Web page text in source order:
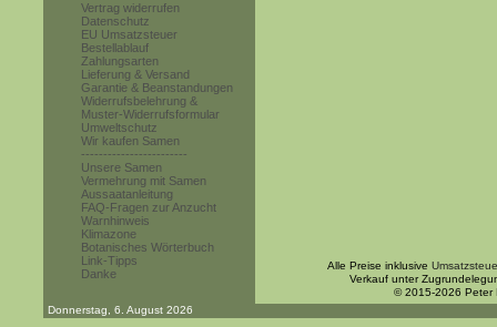
Vertrag widerrufen
Datenschutz
EU Umsatzsteuer
Bestellablauf
Zahlungsarten
Lieferung & Versand
Garantie & Beanstandungen
Widerrufsbelehrung &
Muster-Widerrufsformular
Umweltschutz
Wir kaufen Samen
------------------------
Unsere Samen
Vermehrung mit Samen
Aussaatanleitung
FAQ-Fragen zur Anzucht
Warnhinweis
Klimazone
Botanisches Wörterbuch
Link-Tipps
Danke
Alle Preise inklusive
Verkauf unter
© 2015-2026 Peter
Donnerstag, 6. August 2026